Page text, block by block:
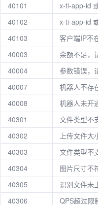
40101
x-ti-app-id
40102
x-ti-app-id
40103
客户端IP不
40003
余额不足，
40004
参数错误，
40007
机器人不存
40008
机器人未开
40301
文件类型不
40302
上传文件
40303
文件类型不
40304
图片尺寸不
40305
识别文件未
40306
QPS超过限